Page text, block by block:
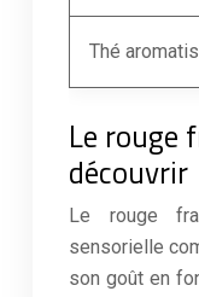
Thé
Le rouge
découvrir
Le rouge
sensorielle
son goût en